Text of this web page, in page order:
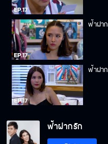
ฟ้าฝา
ฟ้าฝา
ฟ้าฝากรัก